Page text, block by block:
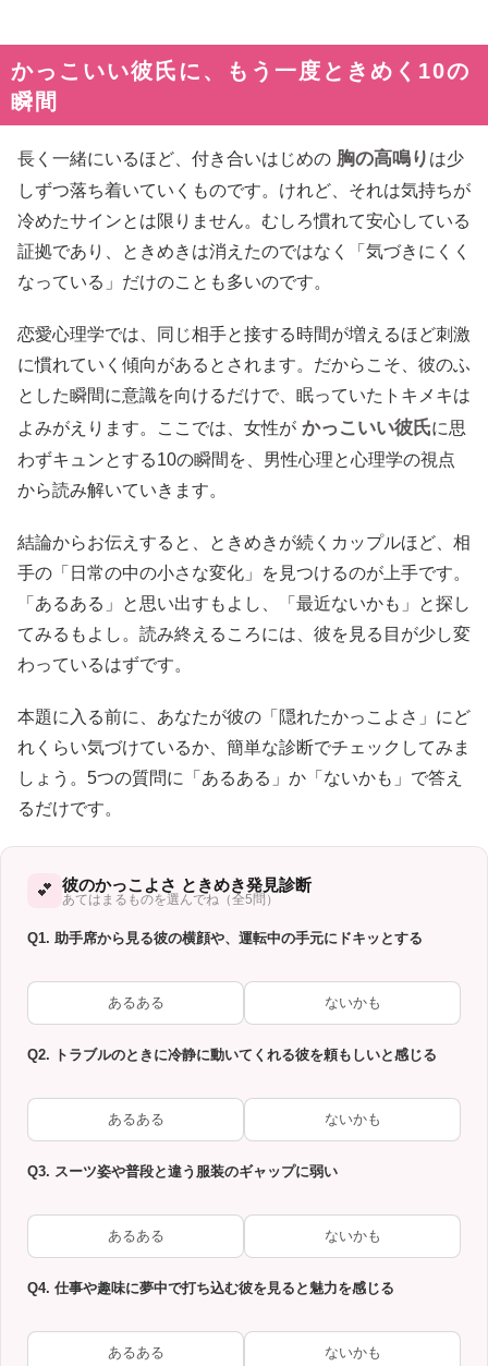
かっこいい彼氏に、もう一度ときめく10の
瞬間
長く一緒にいるほど、付き合いはじめの 胸の高鳴り は少
しずつ落ち着いていくものです。けれど、それは気持ちが
冷めたサインとは限りません。むしろ慣れて安心している
証拠であり、ときめきは消えたのではなく「気づきにくく
なっている」だけのことも多いのです。
恋愛心理学では、同じ相手と接する時間が増えるほど刺激
に慣れていく傾向があるとされます。だからこそ、彼のふ
とした瞬間に意識を向けるだけで、眠っていたトキメキは
よみがえります。ここでは、女性が かっこいい彼氏に思
わずキュンとする10の瞬間を、男性心理と心理学の視点
から読み解いていきます。
結論からお伝えすると、ときめきが続くカップルほど、相
手の「日常の中の小さな変化」を見つけるのが上手です。
「あるある」と思い出すもよし、「最近ないかも」と探し
てみるもよし。読み終えるころには、彼を見る目が少し変
わっているはずです。
本題に入る前に、あなたが彼の「隠れたかっこよさ」にど
れくらい気づけているか、簡単な診断でチェックしてみま
しょう。5つの質問に「あるある」か「ないかも」で答え
るだけです。
💕 彼のかっこよさ ときめき発見診断
あてはまるものを選んでね（全5問）
Q1. 助手席から見る彼の横顔や、運転中の手元にドキッとする
あるある ないかも
Q2. トラブルのときに冷静に動いてくれる彼を頼もしいと感じる
あるある ないかも
Q3. スーツ姿や普段と違う服装のギャップに弱い
あるある ないかも
Q4. 仕事や趣味に夢中で打ち込む彼を見ると魅力を感じる
あるある ないかも